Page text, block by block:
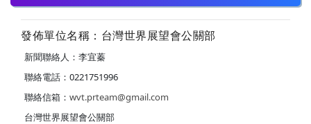
發佈單位名稱：台灣世界展望會公關部
新聞聯絡人：李宜蓁
聯絡電話：0221751996
聯絡信箱： wvt.prteam@gmail.com
台灣世界展望會公關部